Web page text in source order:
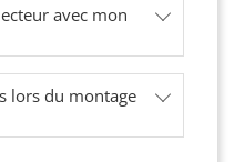
avec mon
lors du montage